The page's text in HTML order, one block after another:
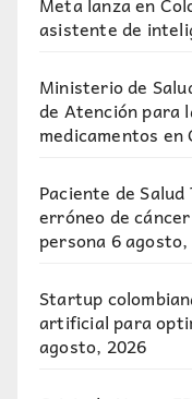
asistente de
Ministerio de
de Atención para
medicamentos en
Paciente de
erróneo de
persona6
Startup
artificial para
agosto, 2026